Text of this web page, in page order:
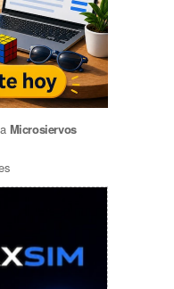
Microsiervos